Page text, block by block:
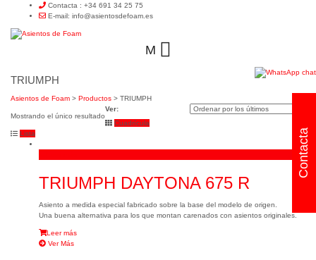
Contacta : +34 691 34 25 75
E-mail: info@asientosdefoam.es
M
TRIUMPH
Asientos de Foam > Productos > TRIUMPH
Mostrando el único resultado
Ver:
Cuadrícula
Lista
TRIUMPH DAYTONA 675 R
Asiento a medida especial fabricado sobre la base del modelo de origen.
Una buena alternativa para los que montan carenados con asientos originales.
Leer más
Ver Más
Contacta